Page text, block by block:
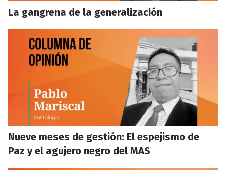
La gangrena de la generalización
Nueve meses de gestión: El espejismo de
Paz y el agujero negro del MAS